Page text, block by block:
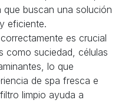
buscan una solución
eficiente.
es crucial
como suciedad, células
lo que
de spa fresca e
limpio ayuda a